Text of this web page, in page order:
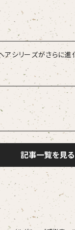
シリーズがさらに進
記事一覧を見る